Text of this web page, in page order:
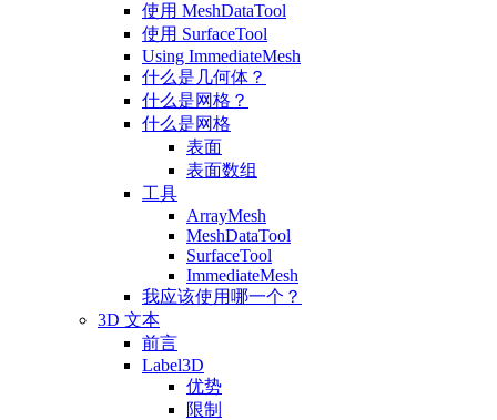
使用 MeshDataTool
使用 SurfaceTool
Using ImmediateMesh
什么是几何体？
什么是网格？
什么是网格
表面
表面数组
工具
ArrayMesh
MeshDataTool
SurfaceTool
ImmediateMesh
我应该使用哪一个？
3D 文本
前言
Label3D
优势
限制